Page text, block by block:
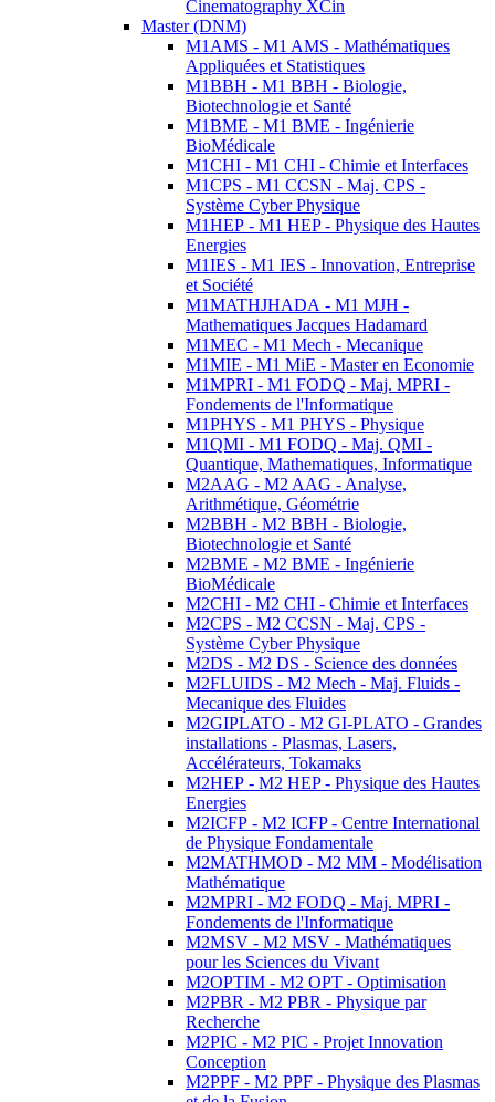
Cinematography XCin
Master (DNM)
M1AMS - M1 AMS - Mathématiques
Appliquées et Statistiques
M1BBH - M1 BBH - Biologie,
Biotechnologie et Santé
M1BME - M1 BME - Ingénierie
BioMédicale
M1CHI - M1 CHI - Chimie et Interfaces
M1CPS - M1 CCSN - Maj. CPS -
Système Cyber Physique
M1HEP - M1 HEP - Physique des Hautes
Energies
M1IES - M1 IES - Innovation, Entreprise
et Société
M1MATHJHADA - M1 MJH -
Mathematiques Jacques Hadamard
M1MEC - M1 Mech - Mecanique
M1MIE - M1 MiE - Master en Economie
M1MPRI - M1 FODQ - Maj. MPRI -
Fondements de l'Informatique
M1PHYS - M1 PHYS - Physique
M1QMI - M1 FODQ - Maj. QMI -
Quantique, Mathematiques, Informatique
M2AAG - M2 AAG - Analyse,
Arithmétique, Géométrie
M2BBH - M2 BBH - Biologie,
Biotechnologie et Santé
M2BME - M2 BME - Ingénierie
BioMédicale
M2CHI - M2 CHI - Chimie et Interfaces
M2CPS - M2 CCSN - Maj. CPS -
Système Cyber Physique
M2DS - M2 DS - Science des données
M2FLUIDS - M2 Mech - Maj. Fluids -
Mecanique des Fluides
M2GIPLATO - M2 GI-PLATO - Grandes
installations - Plasmas, Lasers,
Accélérateurs, Tokamaks
M2HEP - M2 HEP - Physique des Hautes
Energies
M2ICFP - M2 ICFP - Centre International
de Physique Fondamentale
M2MATHMOD - M2 MM - Modélisation
Mathématique
M2MPRI - M2 FODQ - Maj. MPRI -
Fondements de l'Informatique
M2MSV - M2 MSV - Mathématiques
pour les Sciences du Vivant
M2OPTIM - M2 OPT - Optimisation
M2PBR - M2 PBR - Physique par
Recherche
M2PIC - M2 PIC - Projet Innovation
Conception
M2PPF - M2 PPF - Physique des Plasmas